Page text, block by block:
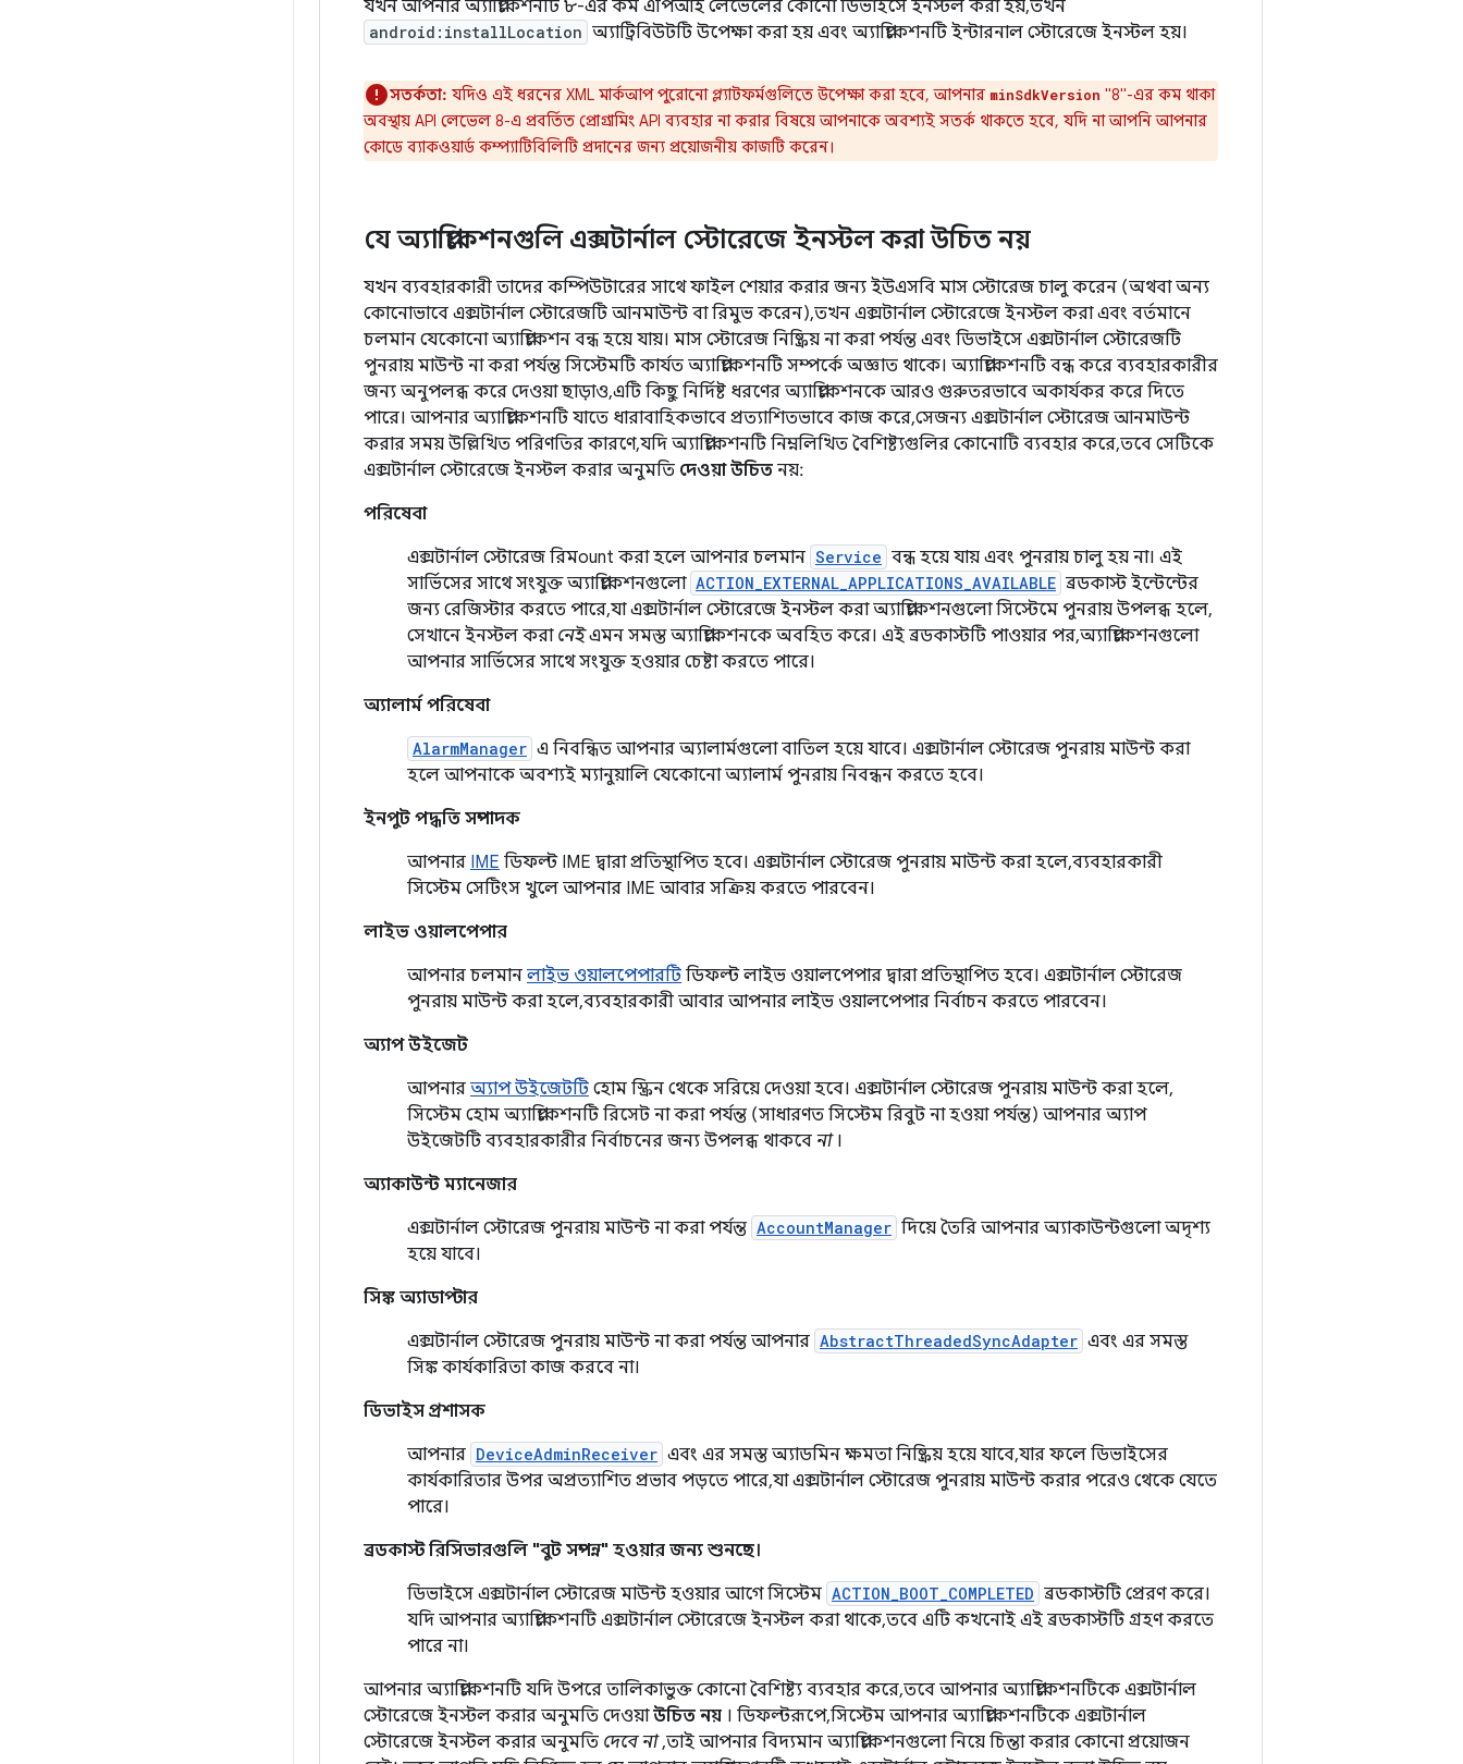
যখন আপনার অ্যাপ্লিকেশনটি ৮-এর কম এপিআই লেভেলের কোনো ডিভাইসে ইনস্টল করা হয়, তখন
android:installLocation অ্যাট্রিবিউটটি উপেক্ষা করা হয় এবং অ্যাপ্লিকেশনটি ইন্টারনাল স্টোরেজে ইনস্টল হয়।
সতর্কতা: যদিও এই ধরনের XML মার্কআপ পুরোনো প্ল্যাটফর্মগুলিতে উপেক্ষা করা হবে, আপনার minSdkVersion "8"-এর কম থাকা
অবস্থায় API লেভেল 8-এ প্রবর্তিত প্রোগ্রামিং API ব্যবহার না করার বিষয়ে আপনাকে অবশ্যই সতর্ক থাকতে হবে, যদি না আপনি আপনার
কোডে ব্যাকওয়ার্ড কম্প্যাটিবিলিটি প্রদানের জন্য প্রয়োজনীয় কাজটি করেন।
যে অ্যাপ্লিকেশনগুলি এক্সটার্নাল স্টোরেজে ইনস্টল করা উচিত নয়
যখন ব্যবহারকারী তাদের কম্পিউটারের সাথে ফাইল শেয়ার করার জন্য ইউএসবি মাস স্টোরেজ চালু করেন (অথবা অন্য
কোনোভাবে এক্সটার্নাল স্টোরেজটি আনমাউন্ট বা রিমুভ করেন), তখন এক্সটার্নাল স্টোরেজে ইনস্টল করা এবং বর্তমানে
চলমান যেকোনো অ্যাপ্লিকেশন বন্ধ হয়ে যায়। মাস স্টোরেজ নিষ্ক্রিয় না করা পর্যন্ত এবং ডিভাইসে এক্সটার্নাল স্টোরেজটি
পুনরায় মাউন্ট না করা পর্যন্ত সিস্টেমটি কার্যত অ্যাপ্লিকেশনটি সম্পর্কে অজ্ঞাত থাকে। অ্যাপ্লিকেশনটি বন্ধ করে ব্যবহারকারীর
জন্য অনুপলব্ধ করে দেওয়া ছাড়াও, এটি কিছু নির্দিষ্ট ধরণের অ্যাপ্লিকেশনকে আরও গুরুতরভাবে অকার্যকর করে দিতে
পারে। আপনার অ্যাপ্লিকেশনটি যাতে ধারাবাহিকভাবে প্রত্যাশিতভাবে কাজ করে, সেজন্য এক্সটার্নাল স্টোরেজ আনমাউন্ট
করার সময় উল্লিখিত পরিণতির কারণে, যদি অ্যাপ্লিকেশনটি নিম্নলিখিত বৈশিষ্ট্যগুলির কোনোটি ব্যবহার করে, তবে সেটিকে
এক্সটার্নাল স্টোরেজে ইনস্টল করার অনুমতি দেওয়া উচিত নয়:
পরিষেবা
এক্সটার্নাল স্টোরেজ রিমount করা হলে আপনার চলমান Service বন্ধ হয়ে যায় এবং পুনরায় চালু হয় না। এই
সার্ভিসের সাথে সংযুক্ত অ্যাপ্লিকেশনগুলো ACTION_EXTERNAL_APPLICATIONS_AVAILABLE ব্রডকাস্ট ইন্টেন্টের
জন্য রেজিস্টার করতে পারে, যা এক্সটার্নাল স্টোরেজে ইনস্টল করা অ্যাপ্লিকেশনগুলো সিস্টেমে পুনরায় উপলব্ধ হলে,
সেখানে ইনস্টল করা নেইএমন সমস্ত অ্যাপ্লিকেশনকে অবহিত করে। এই ব্রডকাস্টটি পাওয়ার পর, অ্যাপ্লিকেশনগুলো
আপনার সার্ভিসের সাথে সংযুক্ত হওয়ার চেষ্টা করতে পারে।
অ্যালার্ম পরিষেবা
AlarmManager এ নিবন্ধিত আপনার অ্যালার্মগুলো বাতিল হয়ে যাবে। এক্সটার্নাল স্টোরেজ পুনরায় মাউন্ট করা
হলে আপনাকে অবশ্যই ম্যানুয়ালি যেকোনো অ্যালার্ম পুনরায় নিবন্ধন করতে হবে।
ইনপুট পদ্ধতি সম্পাদক
আপনার IME ডিফল্ট IME দ্বারা প্রতিস্থাপিত হবে। এক্সটার্নাল স্টোরেজ পুনরায় মাউন্ট করা হলে, ব্যবহারকারী
সিস্টেম সেটিংস খুলে আপনার IME আবার সক্রিয় করতে পারবেন।
লাইভ ওয়ালপেপার
আপনার চলমান লাইভ ওয়ালপেপারটি ডিফল্ট লাইভ ওয়ালপেপার দ্বারা প্রতিস্থাপিত হবে। এক্সটার্নাল স্টোরেজ
পুনরায় মাউন্ট করা হলে, ব্যবহারকারী আবার আপনার লাইভ ওয়ালপেপার নির্বাচন করতে পারবেন।
অ্যাপ উইজেট
আপনার অ্যাপ উইজেটটি হোম স্ক্রিন থেকে সরিয়ে দেওয়া হবে। এক্সটার্নাল স্টোরেজ পুনরায় মাউন্ট করা হলে,
সিস্টেম হোম অ্যাপ্লিকেশনটি রিসেট না করা পর্যন্ত (সাধারণত সিস্টেম রিবুট না হওয়া পর্যন্ত) আপনার অ্যাপ
উইজেটটি ব্যবহারকারীর নির্বাচনের জন্য উপলব্ধ থাকবে না।
অ্যাকাউন্ট ম্যানেজার
এক্সটার্নাল স্টোরেজ পুনরায় মাউন্ট না করা পর্যন্ত AccountManager দিয়ে তৈরি আপনার অ্যাকাউন্টগুলো অদৃশ্য
হয়ে যাবে।
সিঙ্ক অ্যাডাপ্টার
এক্সটার্নাল স্টোরেজ পুনরায় মাউন্ট না করা পর্যন্ত আপনার AbstractThreadedSyncAdapter এবং এর সমস্ত
সিঙ্ক কার্যকারিতা কাজ করবে না।
ডিভাইস প্রশাসক
আপনার DeviceAdminReceiver এবং এর সমস্ত অ্যাডমিন ক্ষমতা নিষ্ক্রিয় হয়ে যাবে, যার ফলে ডিভাইসের
কার্যকারিতার উপর অপ্রত্যাশিত প্রভাব পড়তে পারে, যা এক্সটার্নাল স্টোরেজ পুনরায় মাউন্ট করার পরেও থেকে যেতে
পারে।
ব্রডকাস্ট রিসিভারগুলি "বুট সম্পন্ন" হওয়ার জন্য শুনছে।
ডিভাইসে এক্সটার্নাল স্টোরেজ মাউন্ট হওয়ার আগে সিস্টেম ACTION_BOOT_COMPLETED ব্রডকাস্টটি প্রেরণ করে।
যদি আপনার অ্যাপ্লিকেশনটি এক্সটার্নাল স্টোরেজে ইনস্টল করা থাকে, তবে এটি কখনোই এই ব্রডকাস্টটি গ্রহণ করতে
পারে না।
আপনার অ্যাপ্লিকেশনটি যদি উপরে তালিকাভুক্ত কোনো বৈশিষ্ট্য ব্যবহার করে, তবে আপনার অ্যাপ্লিকেশনটিকে এক্সটার্নাল
স্টোরেজে ইনস্টল করার অনুমতি দেওয়াউচিত নয় । ডিফল্টরূপে, সিস্টেম আপনার অ্যাপ্লিকেশনটিকে এক্সটার্নাল
স্টোরেজে ইনস্টল করার অনুমতি দেবে না, তাই আপনার বিদ্যমান অ্যাপ্লিকেশনগুলো নিয়ে চিন্তা করার কোনো প্রয়োজন